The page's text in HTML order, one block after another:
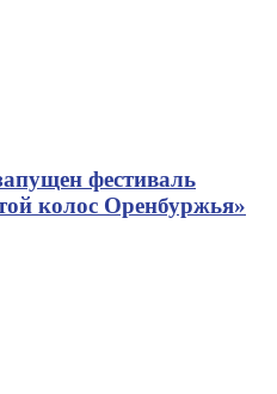
фестиваль
колос Оренбуржья»